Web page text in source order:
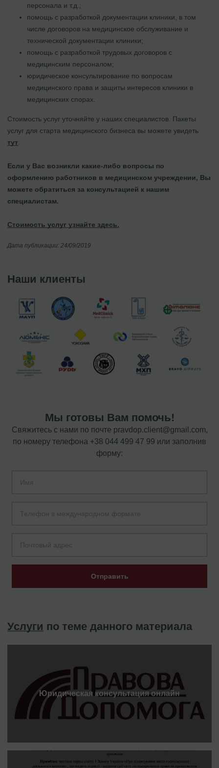
персонала и т.д.;
помощь с разработкой документации клиники, в том
числе договоров на медицинское обслуживание и
технической документации клиники;
помощь с разработкой трудовых договоров с
медицинским персоналом;
юридическое консультирование по вопросам
медицинского права и защиты интересов клиники в
медицинских спорах.
Стоимость услуг уточняйте у наших специалистов. Пакеты
услуг для старта медицинского бизнеса вы можете увидеть
тут
Если у Вас возникли какие-либо вопросы по
оформлению работников в медицинском учреждении, Вы
можете обратиться за консультацией к нашим
специалистам.
Стоимость услуг узнайте здесь.
Дата публикации: 24/09/2019
Наши клиенты
Мы готовы Вам помочь!
Свяжитесь с нами по почте pravdop.client@gmail.com,
по номеру телефона +38 044 499 47 99 или заполнив
форму:
Отправить
Услуги по теме данного материала
Юридическая консультация онлайн